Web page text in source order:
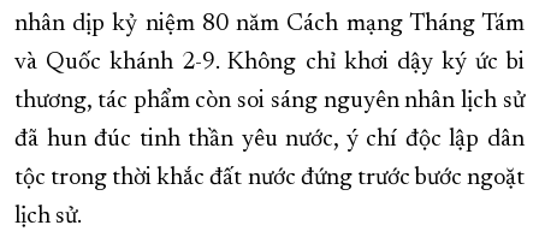
KHOẢNH KHẮC ĐẸP XỨ TRẦM
XÂY DỰNG KHÁNH HÒA TRỞ THÀNH THÀNH PHỐ TRỰC THUỘC
ĐẠI HỘI ĐẢNG CÁC CẤP TRANG CHỦ VỀ BÁO KHÁNH HÒA
nhân dịp kỷ niệm 80 năm Cách mạng Tháng Tám
và Quốc khánh 2-9. Không chỉ khơi dậy ký ức bi
thương, tác phẩm còn soi sáng nguyên nhân lịch sử
đã hun đúc tinh thần yêu nước, ý chí độc lập dân
tộc trong thời khắc đất nước đứng trước bước ngoặt
lịch sử.